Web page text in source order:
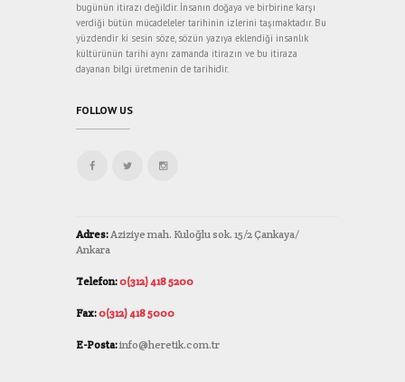
bugünün itirazı değildir. İnsanın doğaya ve birbirine karşı
verdiği bütün mücadeleler tarihinin izlerini taşımaktadır. Bu
yüzdendir ki sesin söze, sözün yazıya eklendiği insanlık
kültürünün tarihi aynı zamanda itirazın ve bu itiraza
dayanan bilgi üretmenin de tarihidir.
FOLLOW US
Adres:Aziziye mah. Kuloğlu sok. 15/2 Çankaya/
Ankara
Telefon:0(312) 418 5200
Fax:0(312) 418 5000
E-Posta:info@heretik.com.tr